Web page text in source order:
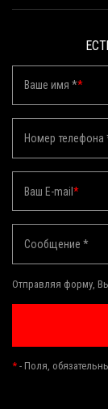
Ваше имя **
Номер телефона
Ваш E-mail *
Сообщение *
Отправляя форму,
* - Поля,